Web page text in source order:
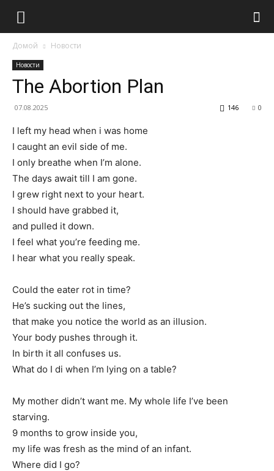
Домой Новости
Новости
The Abortion Plan
07.08.2025 0
146
I left my head when i was home
I caught an evil side of me.
I only breathe when I’m alone.
The days await till I am gone.
I grew right next to your heart.
I should have grabbed it,
and pulled it down.
I feel what you’re feeding me.
I hear what you really speak.
Could the eater rot in time?
He’s sucking out the lines,
that make you notice the world as an illusion.
Your body pushes through it.
In birth it all confuses us.
What do I di when I’m lying on a table?
My mother didn’t want me. My whole life I’ve been
starving.
9 months to grow inside you,
my life was fresh as the mind of an infant.
Where did I go?